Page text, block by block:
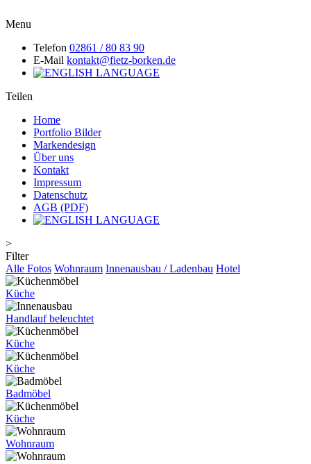
Menu
Telefon 02861 / 80 83 90
E-Mail kontakt@fietz-borken.de
Teilen
Home
Portfolio Bilder
Markendesign
Über uns
Kontakt
Impressum
Datenschutz
AGB (PDF)
>
Filter
Alle Fotos Wohnraum Innenausbau / Ladenbau Hotel
Küche
Handlauf beleuchtet
Küche
Küche
Badmöbel
Küche
Wohnraum